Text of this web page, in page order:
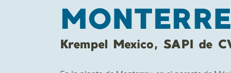
Krempel Mexico, SAPI de